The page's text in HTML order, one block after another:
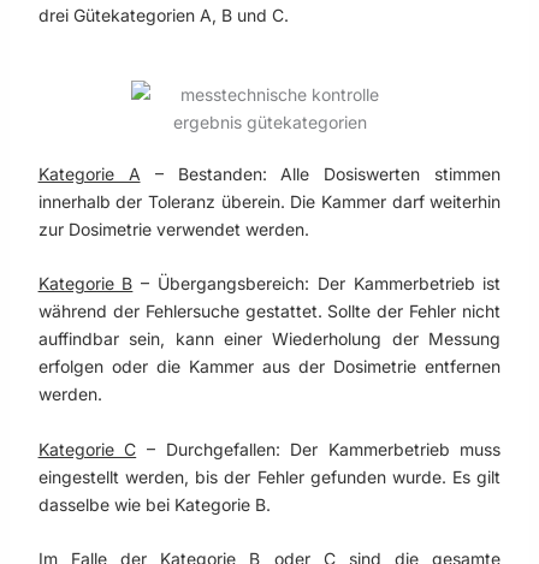
drei Gütekategorien A, B und C.
Kategorie A – Bestanden: Alle Dosiswerten stimmen
innerhalb der Toleranz überein. Die Kammer darf weiterhin
zur Dosimetrie verwendet werden.
Kategorie B – Übergangsbereich: Der Kammerbetrieb ist
während der Fehlersuche gestattet. Sollte der Fehler nicht
auffindbar sein, kann einer Wiederholung der Messung
erfolgen oder die Kammer aus der Dosimetrie entfernen
werden.
Kategorie C – Durchgefallen: Der Kammerbetrieb muss
eingestellt werden, bis der Fehler gefunden wurde. Es gilt
dasselbe wie bei Kategorie B.
Im Falle der Kategorie B oder C sind die gesamte